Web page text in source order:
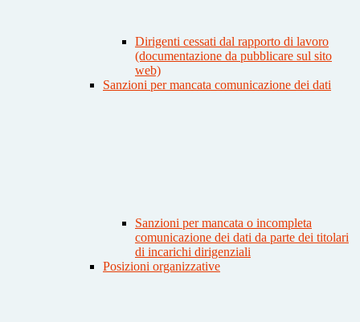
Dirigenti cessati dal rapporto di lavoro
(documentazione da pubblicare sul sito
web)
Sanzioni per mancata comunicazione dei dati
Sanzioni per mancata o incompleta
comunicazione dei dati da parte dei titolari
di incarichi dirigenziali
Posizioni organizzative